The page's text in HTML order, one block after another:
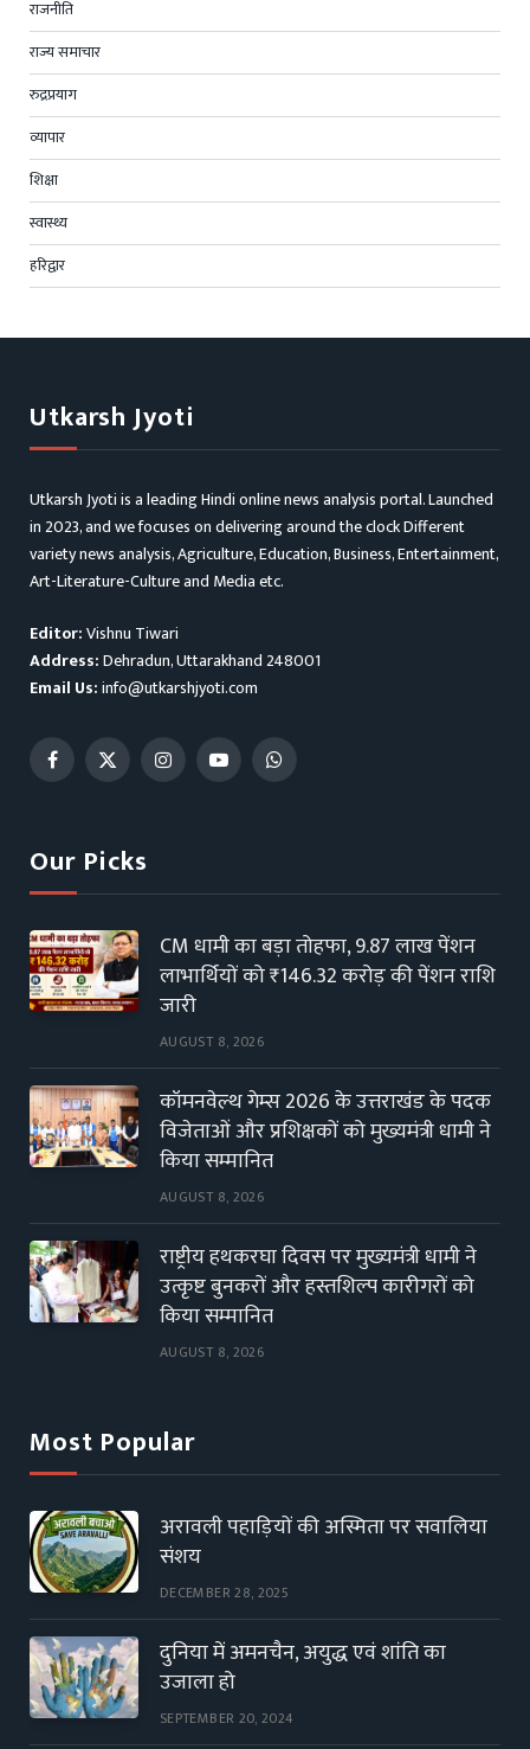
राजनीति
राज्य समाचार
रुद्रप्रयाग
व्यापार
शिक्षा
स्वास्थ्य
हरिद्वार
Utkarsh Jyoti
Utkarsh Jyoti is a leading Hindi online news analysis portal. Launched
in 2023, and we focuses on delivering around the clock Different
variety news analysis, Agriculture, Education, Business, Entertainment,
Art-Literature-Culture and Media etc.
Editor:Vishnu Tiwari
Address:Dehradun, Uttarakhand 248001
Email Us:info@utkarshjyoti.com
Facebook
X
InstagramYouTubeWhatsApp
Our Picks
CM धामी का बड़ा तोहफा, 9.87 लाख पेंशन
लाभार्थियों को ₹146.32 करोड़ की पेंशन राशि
जारी
AUGUST 8, 2026
कॉमनवेल्थ गेम्स 2026 के उत्तराखंड के पदक
विजेताओं और प्रशिक्षकों को मुख्यमंत्री धामी ने
किया सम्मानित
AUGUST 8, 2026
राष्ट्रीय हथकरघा दिवस पर मुख्यमंत्री धामी ने
उत्कृष्ट बुनकरों और हस्तशिल्प कारीगरों को
किया सम्मानित
AUGUST 8, 2026
Most Popular
अरावली पहाड़ियों की अस्मिता पर सवालिया
संशय
DECEMBER 28, 2025
दुनिया में अमनचैन, अयुद्ध एवं शांति का
उजाला हो
SEPTEMBER 20, 2024